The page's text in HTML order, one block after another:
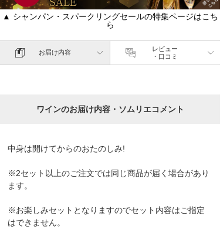
▲ シャンパン・スパークリングセールの特集ページはこち
ら
お届け内容
レビュー
・口コミ
ワインのお届け内容・ソムリエコメント
中身は開けてからのおたのしみ!
※2セット以上のご注文では同じ商品が届く場合があり
ます。
※お楽しみセットとなりますのでセット内容はご指定
はできません。